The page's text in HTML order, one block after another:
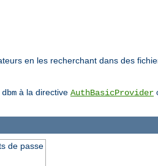
en les recherchant dans des
dbm à la directive AuthBasicProvider
de passe